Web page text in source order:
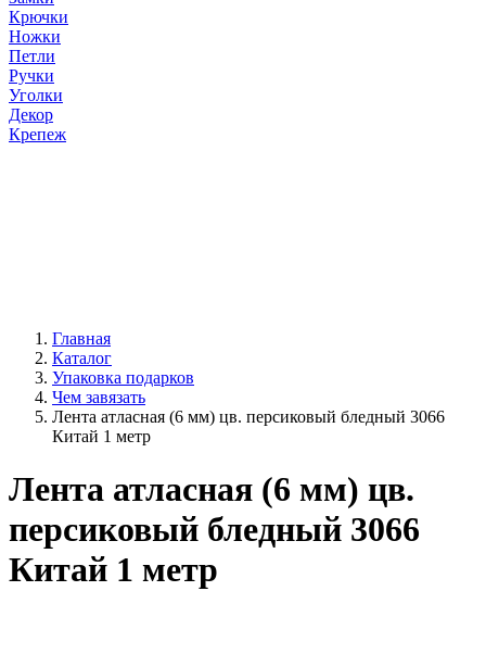
Крючки
Ножки
Петли
Ручки
Уголки
Декор
Крепеж
Главная
Каталог
Упаковка подарков
Чем завязать
Лента атласная (6 мм) цв. персиковый бледный 3066
Китай 1 метр
Лента атласная (6 мм) цв.
персиковый бледный 3066
Китай 1 метр